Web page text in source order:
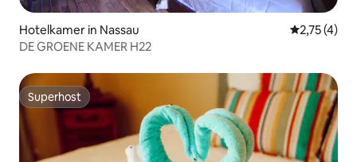
Hotelkamer in Nassau
2,75 (4)
DE GROENE KAMER H22
Superhost
Superhost